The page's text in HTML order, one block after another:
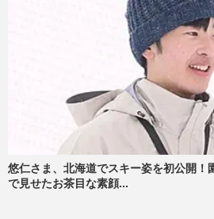
悠仁さま、北海道でスキー姿を初公開！
で見せたお茶目な素顔...